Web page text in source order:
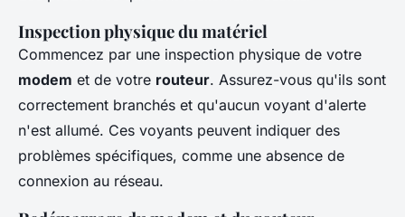
Inspection physique du matériel
Commencez par une inspection physique de votre
modem et de votre routeur. Assurez-vous qu'ils sont
correctement branchés et qu'aucun voyant d'alerte
n'est allumé. Ces voyants peuvent indiquer des
problèmes spécifiques, comme une absence de
connexion au réseau.